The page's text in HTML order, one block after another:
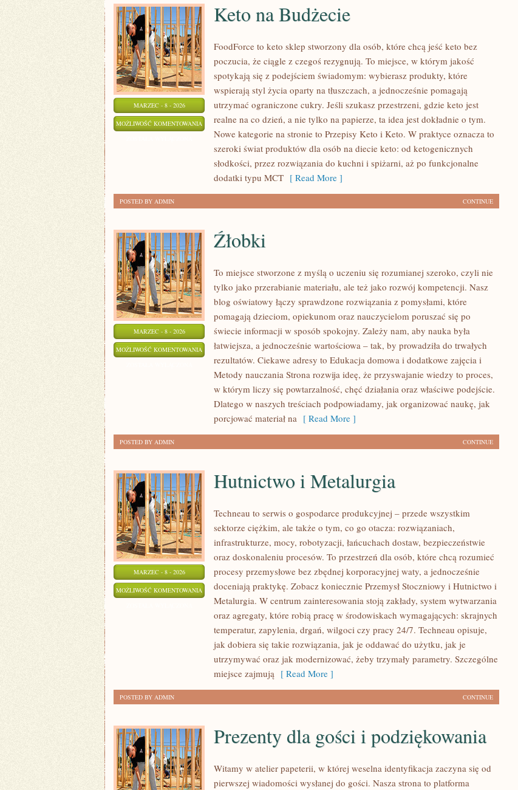
MARZEC - 8 - 2026
MOŻLIWOŚĆ KOMENTOWANIA KETO
BUDŻECIE
Keto na Budżecie
FoodForce to keto sklep stworzony dla osób, które chcą jeść keto bez
poczucia, że ciągle z czegoś rezygnują. To miejsce, w którym jakość
spotykają się z podejściem świadomym: wybierasz produkty, które
wspierają styl życia oparty na tłuszczach, a jednocześnie pomagają
utrzymać ograniczone cukry. Jeśli szukasz przestrzeni, gdzie keto jest
realne na co dzień, a nie tylko na papierze, ta idea jest dokładnie o tym.
Nowe kategorie na stronie to Przepisy Keto i Keto. W praktyce oznacza to
szeroki świat produktów dla osób na diecie keto: od ketogenicznych
słodkości, przez rozwiązania do kuchni i spiżarni, aż po funkcjonalne
dodatki typu MCT [ Read More ]
CONTINUE
POSTED BY ADMIN
MARZEC - 8 - 2026
MOŻLIWOŚĆ KOMENTOWANIA ŹŁOBKI
Źłobki
To miejsce stworzone z myślą o uczeniu się rozumianej szeroko, czyli nie
tylko jako przerabianie materiału, ale też jako rozwój kompetencji. Nasz
blog oświatowy łączy sprawdzone rozwiązania z pomysłami, które
pomagają dzieciom, opiekunom oraz nauczycielom poruszać się po
świecie informacji w sposób spokojny. Zależy nam, aby nauka była
łatwiejsza, a jednocześnie wartościowa – tak, by prowadziła do trwałych
rezultatów. Ciekawe adresy to Edukacja domowa i dodatkowe zajęcia i
Metody nauczania Strona rozwija ideę, że przyswajanie wiedzy to proces,
w którym liczy się powtarzalność, chęć działania oraz właściwe podejście.
Dlatego w naszych treściach podpowiadamy, jak organizować naukę, jak
porcjować materiał na [ Read More ]
CONTINUE
POSTED BY ADMIN
MARZEC - 8 - 2026
MOŻLIWOŚĆ KOMENTOWANIA HUTNICTWO
METALURGIA
Hutnictwo i Metalurgia
Techneau to serwis o gospodarce produkcyjnej – przede wszystkim
sektorze ciężkim, ale także o tym, co go otacza: rozwiązaniach,
infrastrukturze, mocy, robotyzacji, łańcuchach dostaw, bezpieczeństwie
oraz doskonaleniu procesów. To przestrzeń dla osób, które chcą rozumieć
procesy przemysłowe bez zbędnej korporacyjnej waty, a jednocześnie
doceniają praktykę. Zobacz koniecznie Przemysł Stoczniowy i Hutnictwo i
Metalurgia. W centrum zainteresowania stoją zakłady, system wytwarzania
oraz agregaty, które robią pracę w środowiskach wymagających: skrajnych
temperatur, zapylenia, drgań, wilgoci czy pracy 24/7. Techneau opisuje,
jak dobiera się takie rozwiązania, jak je oddawać do użytku, jak je
utrzymywać oraz jak modernizować, żeby trzymały parametry. Szczególne
miejsce zajmują [ Read More ]
CONTINUE
POSTED BY ADMIN
Prezenty dla gości i podziękowania
Witamy w atelier papeterii, w której weselna identyfikacja zaczyna się od
pierwszej wiadomości wysłanej do gości. Nasza strona to platforma